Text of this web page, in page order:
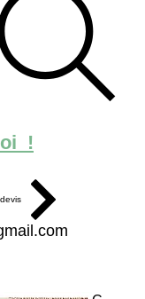
!